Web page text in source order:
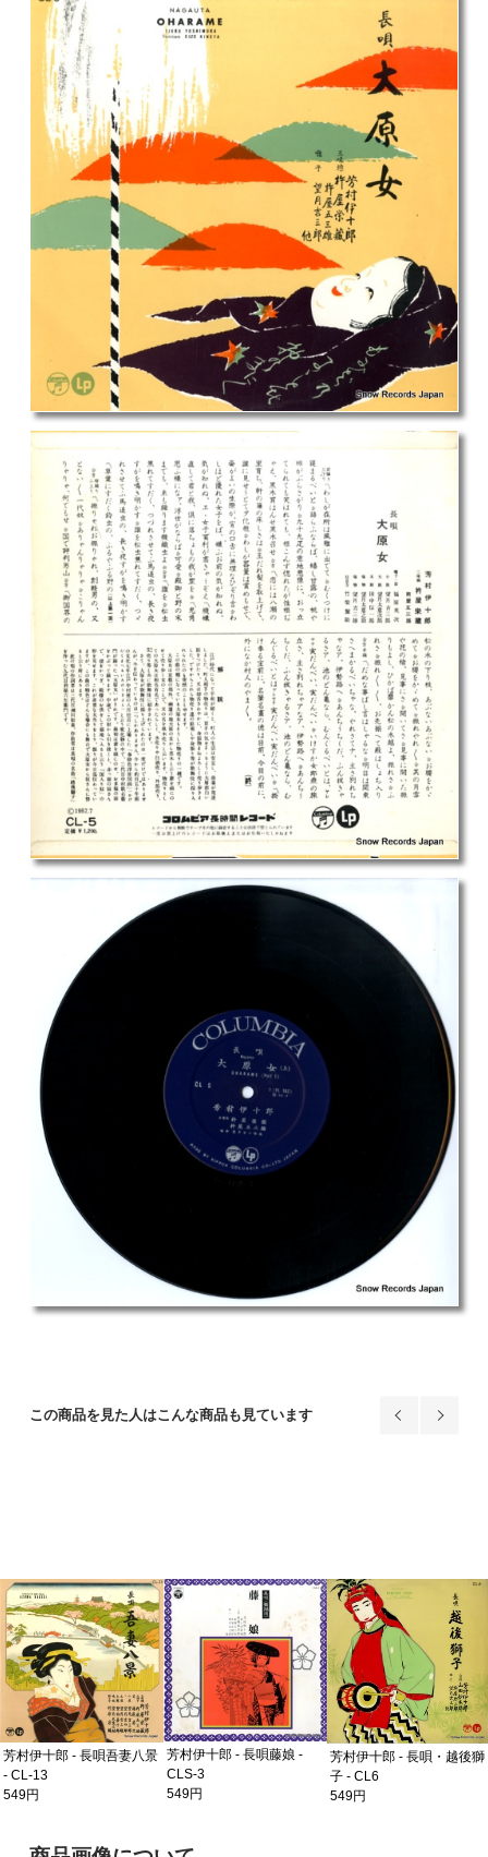
この商品を見た人はこんな商品も見ています
芳村伊十郎 - 長唄吾妻八景
- CL-13
549円
芳村伊十郎 - 長唄藤娘 -
CLS-3
549円
芳村伊十郎 - 長唄・越後獅
子 - CL6
549円